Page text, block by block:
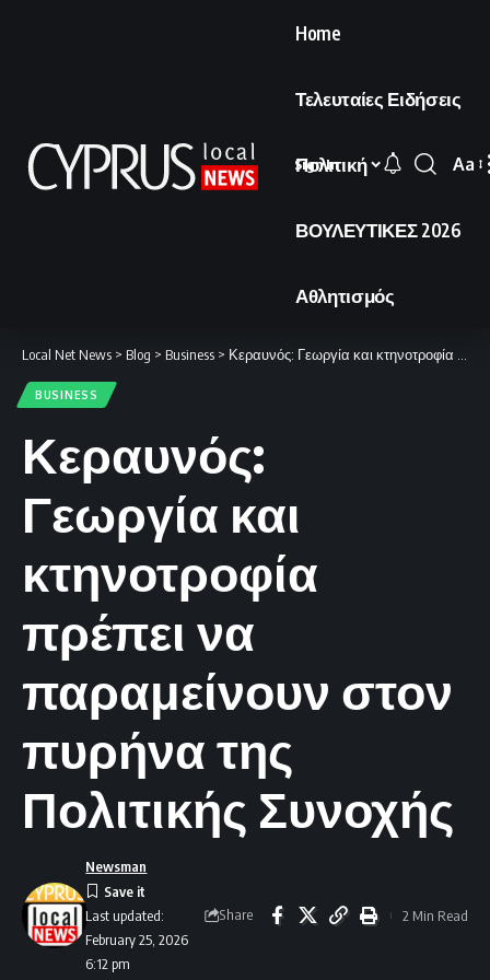
Home
Τελευταίες Ειδήσεις
Πολιτική
ΒΟΥΛΕΥΤΙΚΕΣ 2026
Αθλητισμός
Sign In
Font
Aa
Local Net News > Blog > Business > Κεραυνός: Γεωργία και κτηνοτροφία πρέπει να παραμείνουν στον πυρήνα της Πολιτικής Συνοχής
BUSINESS
Κεραυνός:
Γεωργία και
κτηνοτροφία
πρέπει να
παραμείνουν στον
πυρήνα της
Πολιτικής Συνοχής
Last updated:
February 25, 2026
6:12 pm
Newsman
Share 2 Min Read